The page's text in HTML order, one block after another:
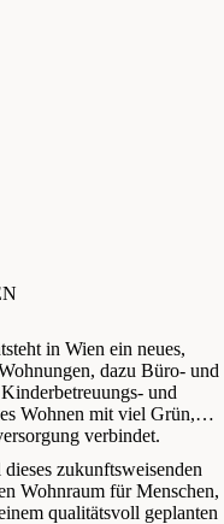
in Wien ein neues,
dazu Büro- und
und
Wohnen mit viel Grün,
verbindet.
zukunftsweisenden
Wohnraum für Menschen,
qualitätsvoll geplanten